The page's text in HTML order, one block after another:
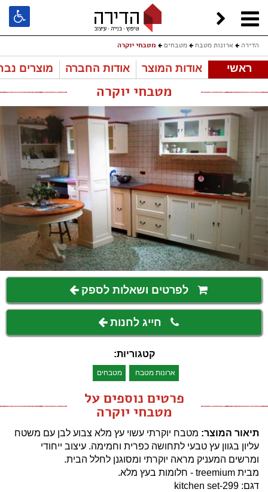
הדירה ארונות מטבח מטבחים מטבחי יוקרה
ראשי אודות המוצר אודות החברה מוצרים
מטבחי יוקרה
לפרטים ושאלות לספק
חייג לחנות
קטגוריות:
ארונות מטבח מטבחים
פרטים נוספים על
מטבחי יוקרה
תיאור המוצר: מטבח יוקרתי עשוי עץ מלא צבוע לבן עם משטח
עליון בגוון עץ טבעי לתחושה כפרית וחמימה. עיצוב ייחודי
ומרשים המעניק מראה יוקרתי ומסוגנן לחלל הבית.
מבית treemium - חלומות בעץ מלא.
דגם: kitchen set-299